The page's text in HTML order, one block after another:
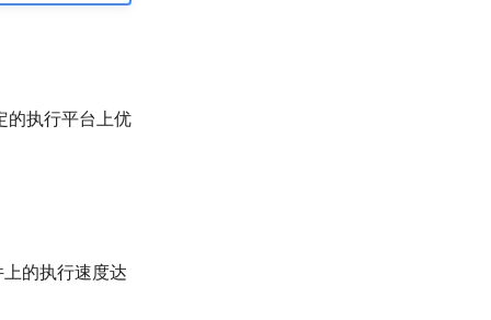
的执行平台上优
的执行速度达